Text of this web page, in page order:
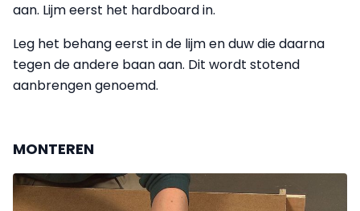
aan. Lijm eerst het hardboard in.
Leg het behang eerst in de lijm en duw die daarna
tegen de andere baan aan. Dit wordt stotend
aanbrengen genoemd.
MONTEREN